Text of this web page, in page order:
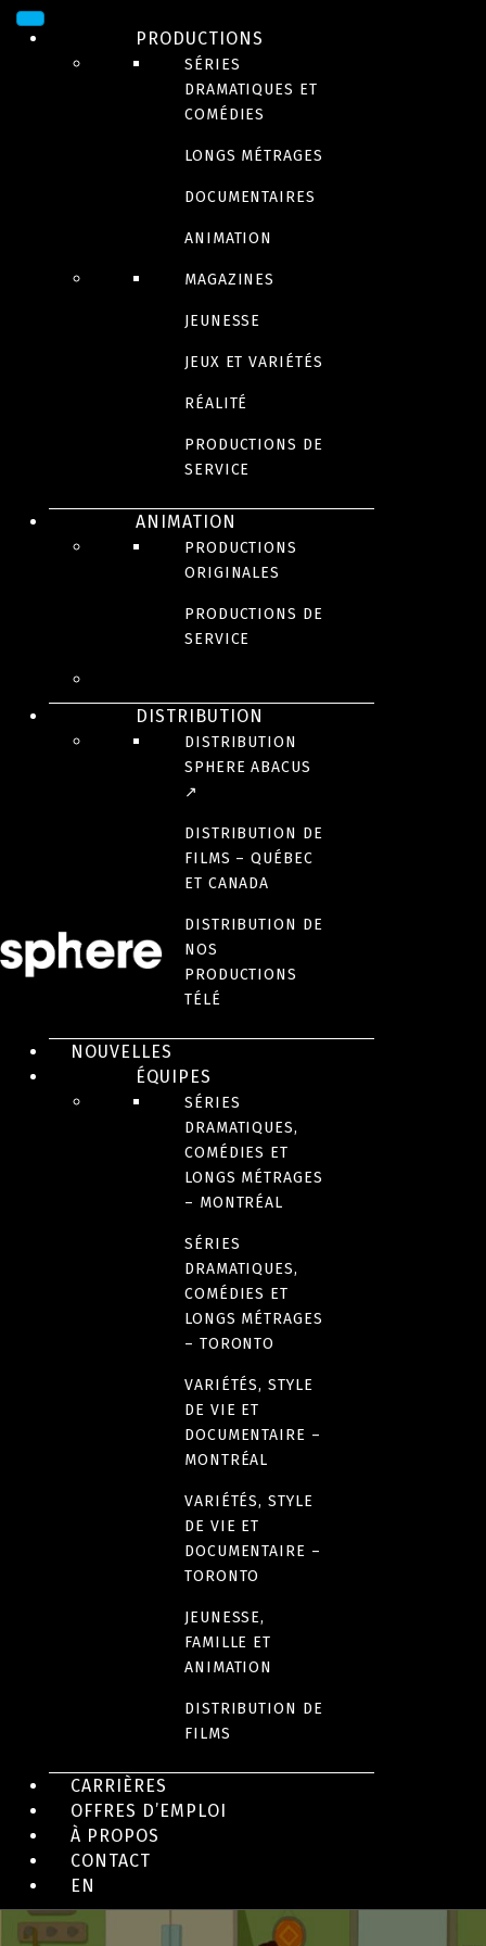
PRODUCTIONS
SÉRIES
DRAMATIQUES ET
COMÉDIES
LONGS MÉTRAGES
DOCUMENTAIRES
ANIMATION
MAGAZINES
JEUNESSE
JEUX ET VARIÉTÉS
RÉALITÉ
PRODUCTIONS DE
SERVICE
ANIMATION
PRODUCTIONS
ORIGINALES
PRODUCTIONS DE
SERVICE
DISTRIBUTION
DISTRIBUTION
SPHERE ABACUS
↗
DISTRIBUTION DE
FILMS – QUÉBEC
ET CANADA
DISTRIBUTION DE
NOS
PRODUCTIONS
TÉLÉ
NOUVELLES
ÉQUIPES
SÉRIES
DRAMATIQUES,
COMÉDIES ET
LONGS MÉTRAGES
– MONTRÉAL
SÉRIES
DRAMATIQUES,
COMÉDIES ET
LONGS MÉTRAGES
– TORONTO
VARIÉTÉS, STYLE
DE VIE ET
DOCUMENTAIRE –
MONTRÉAL
VARIÉTÉS, STYLE
DE VIE ET
DOCUMENTAIRE –
TORONTO
JEUNESSE,
FAMILLE ET
ANIMATION
DISTRIBUTION DE
FILMS
CARRIÈRES
OFFRES D’EMPLOI
À PROPOS
CONTACT
EN
Paradise PD
Saving Me
F is for Family
PRODUCTIONS DE
JEUNESSE
Skillsville
Paradise PD
JEUNESSE
Saving Me